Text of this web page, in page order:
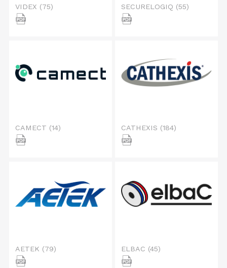
VIDEX (75) SECURELOGIQ (55)
CAMECT (14) CATHEXIS (184)
AETEK (79) ELBAC (45)